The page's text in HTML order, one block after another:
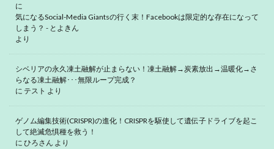
に
気になるSocial-Media Giantsの行く末！Facebookは限定的な存在になって
しまう？ - とよきん
より
シベリアの永久凍土融解が止まらない！凍土融解→炭素放出→温暖化→さ
らなる凍土融解･･･無限ループ完成？
に テスト より
ゲノム編集技術(CRISPR)の進化！CRISPRを駆使して遺伝子ドライブを起こ
して絶滅危惧種を救う！
に ひろさん より